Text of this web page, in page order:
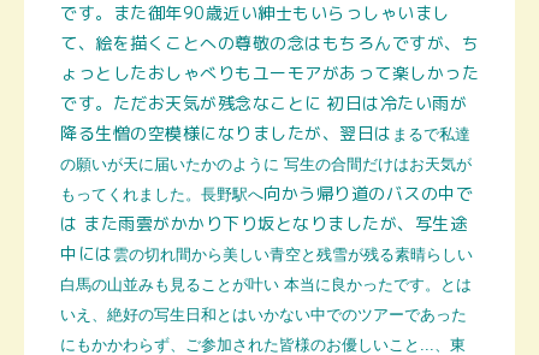
です。また御年90歳近い紳士もいらっしゃいまし
て、絵を描くことへの尊敬の念はもちろんですが、ち
ょっとしたおしゃべりもユーモアがあって楽しかった
です。ただお天気が残念なことに 初日は冷たい雨が
降る生憎の空模様になりましたが、翌日は まるで私達
の願いが天に届いたかのように 写生の合間だけはお天気が
もってくれました。長野駅へ向かう帰り道のバスの中で
は また雨雲がかかり下り坂となりましたが、写生途
中には 雲の切れ間から美しい青空と残雪が残る素晴らしい
白馬の山並みも見ることが叶い 本当に良かったです。とは
いえ、絶好の写生日和とはいかない中でのツアーであった
にもかかわらず、ご参加された皆様のお優しいこと...、東